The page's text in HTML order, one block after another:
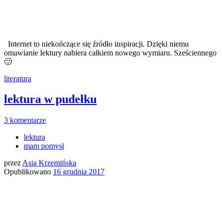
Internet to niekończące się źródło inspiracji. Dzięki niemu
omawianie lektury nabiera całkiem nowego wymiaru. Sześciennego
🙂
literatura
lektura w pudełku
3 komentarze
lektura
mam pomysł
przez Asia Krzemińska
Opublikowano 16 grudnia 2017